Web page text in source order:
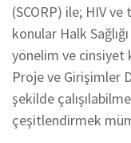
(SCORP) ile; HIV
konular Halk
yönelim ve cinsiyet
Proje ve Girişimler
şekilde
çeşitlendirmek